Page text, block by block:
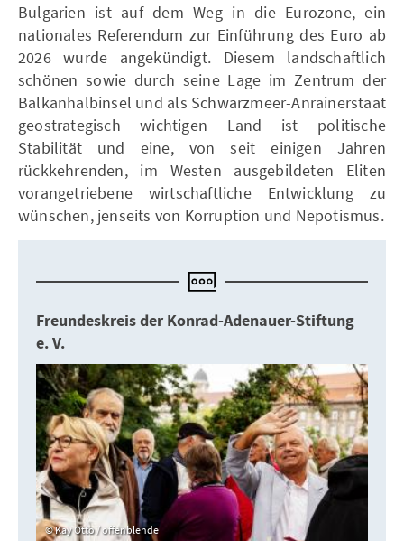
Bulgarien ist auf dem Weg in die Eurozone, ein
nationales Referendum zur Einführung des Euro ab
2026 wurde angekündigt. Diesem landschaftlich
schönen sowie durch seine Lage im Zentrum der
Balkanhalbinsel und als Schwarzmeer-Anrainerstaat
geostrategisch wichtigen Land ist politische
Stabilität und eine, von seit einigen Jahren
rückkehrenden, im Westen ausgebildeten Eliten
vorangetriebene wirtschaftliche Entwicklung zu
wünschen, jenseits von Korruption und Nepotismus.
Freundeskreis der Konrad-Adenauer-Stiftung
e. V.
Kay Otto / offenblende